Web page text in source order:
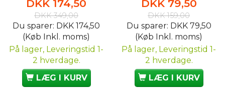
DKK 174,50
DKK 349,00
Du sparer: DKK 174,50
(Køb Inkl. moms)
På lager, Leveringstid 1-
2 hverdage.
LÆG I KURV
DKK 79,50
DKK 159,00
Du sparer: DKK 79,50
(Køb Inkl. moms)
På lager, Leveringstid 1-
2 hverdage.
LÆG I KURV